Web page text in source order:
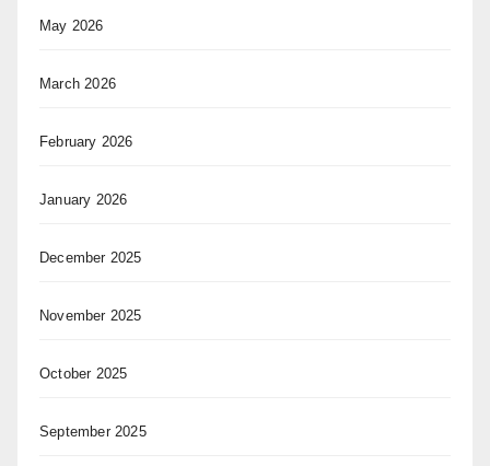
May 2026
March 2026
February 2026
January 2026
December 2025
November 2025
October 2025
September 2025